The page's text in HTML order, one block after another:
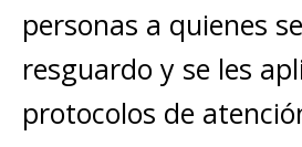
personas a quienes
resguardo y se les
protocolos de